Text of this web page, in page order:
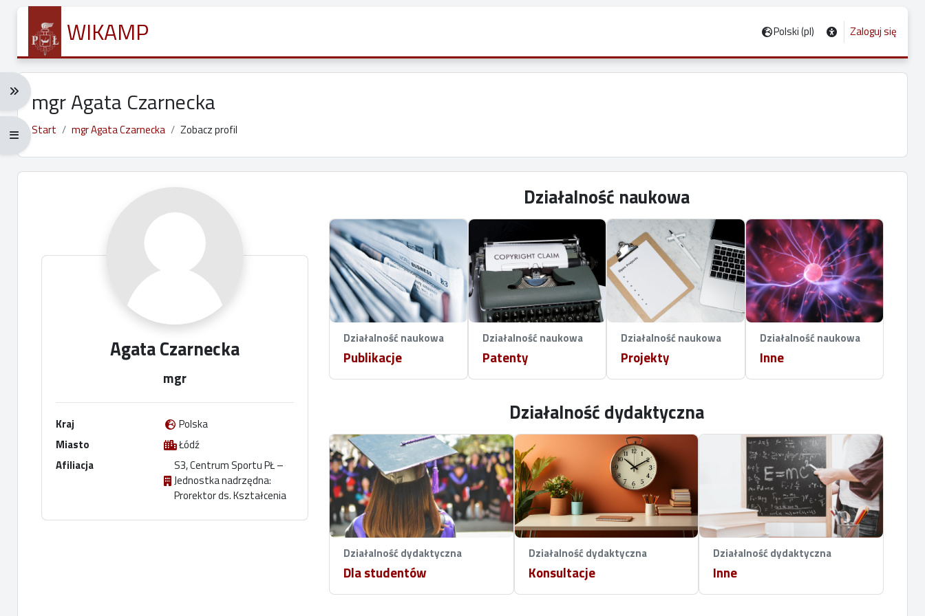
WIKAMP Polski ‎(pl)‎ Zaloguj się
Rozwiń menu nawigacji: Ctrl + Alt + →
Rozwiń menu pełnoekranowe: Ctrl + Alt + f
mgr Agata Czarnecka
Start mgr Agata Czarnecka Zobacz profil
Główne bloki treści
Agata Czarnecka
mgr
Kraj
Polska
Miasto
Łódź
Afiliacja
S3, Centrum Sportu PŁ –
Jednostka nadrzędna:
Prorektor ds. Kształcenia
Działalność naukowa
Działalność naukowa
Publikacje
Działalność naukowa
Patenty
Działalność naukowa
Projekty
Działalność naukowa
Inne
Działalność dydaktyczna
Działalność dydaktyczna
Dla studentów
Działalność dydaktyczna
Konsultacje
Działalność dydaktyczna
Inne